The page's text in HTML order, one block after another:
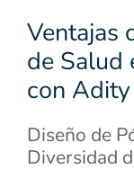
Ventajas
de Salud
con Adity
Diseño de
Diversidad